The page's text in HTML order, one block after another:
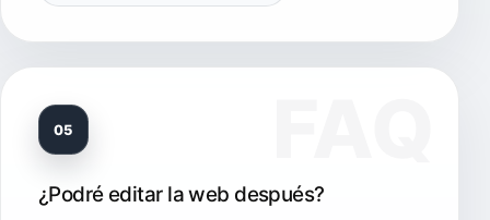
05
¿Podré editar la web después?